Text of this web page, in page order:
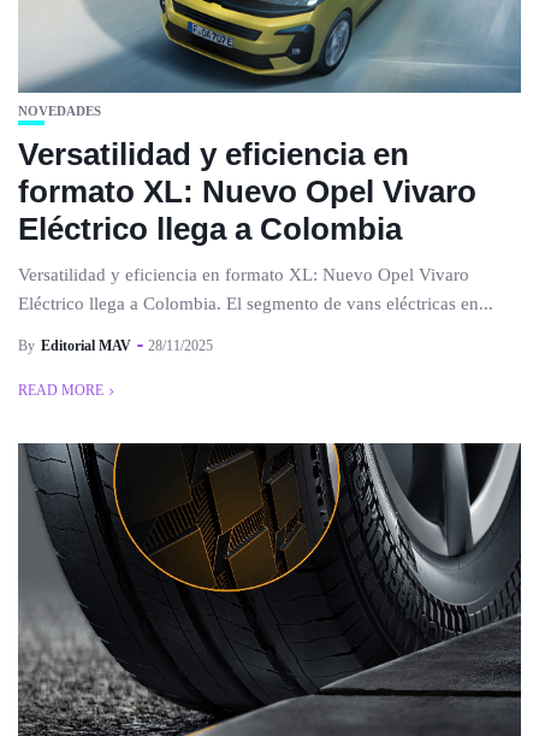
NOVEDADES
Versatilidad y eficiencia en
formato XL: Nuevo Opel Vivaro
Eléctrico llega a Colombia
Versatilidad y eficiencia en formato XL: Nuevo Opel Vivaro
Eléctrico llega a Colombia. El segmento de vans eléctricas en...
By Editorial MAV 28/11/2025
READ MORE